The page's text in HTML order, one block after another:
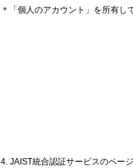
＊「個人のアカウント」を所有し
4. JAIST統合認証サービスのペー